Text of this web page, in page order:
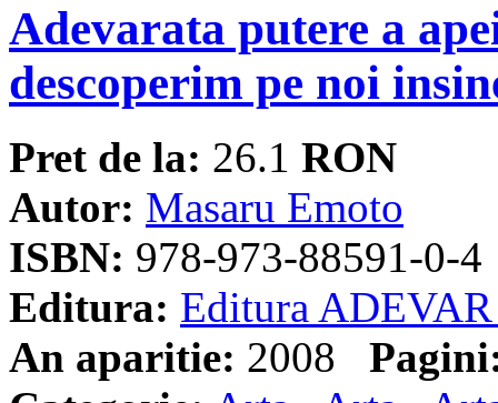
Adevarata putere a
descoperim pe noi
Pret de la: 26.1 RON
Autor: Masaru Emoto
ISBN: 978-973-88591-0-4
Editura: Editura
An aparitie: 2008